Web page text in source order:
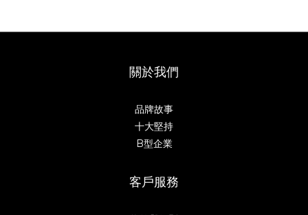
關於我們
品牌故事
十大堅持
B型企業
客戶服務